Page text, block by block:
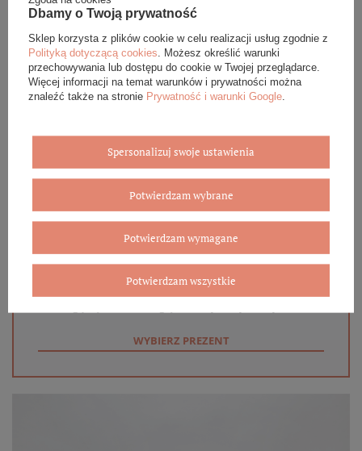
GWARANCJA
Eleganckie opakowanie gratis
Biżuterię i zegarki zakupione w sklepie internetowym
BOVEM otrzymasz jako gotowy do wręczenia upominek. Do
każdego zamówienia dołączamy pudełko ze skóry
ekologicznej oraz elegancką torebkę. Rozmiary i wzory
WYBIERZ PREZENT
Dbamy o Twoją prywatność
Sklep korzysta z plików cookie w celu realizacji usług zgodnie z
Polityką dotyczącą cookies . Możesz określić warunki
przechowywania lub dostępu do cookie w Twojej przeglądarce.
Więcej informacji na temat warunków i prywatności można
znaleźć także na stronie Prywatność i warunki Google
Spersonalizuj swoje ustawienia
Potwierdzam wybrane
Potwierdzam wymagane
Potwierdzam wszystkie